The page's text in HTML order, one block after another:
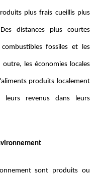
plus frais cueillis plus
distances plus courtes
fossiles et les
les économies locales
produits localement
leurs revenus dans leurs
sont produits ou